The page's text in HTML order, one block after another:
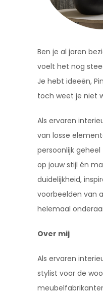
Ben je al jaren
voelt het nog
Je hebt ideeën,
toch weet je niet
Als ervaren
van losse
persoonlijk
op jouw stijl én
duidelijkheid,
voorbeelden van
helemaal
Over mij
Als ervaren
stylist voor de